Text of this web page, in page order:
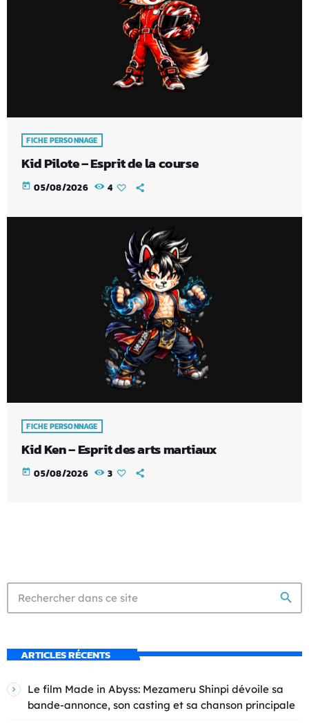
FICHE PERSONNAGE
Kid Pilote – Esprit de la course
today 05/08/2026 4
FICHE PERSONNAGE
Kid Ken – Esprit des arts martiaux
today 05/08/2026 3
search
ARTICLES RÉCENTS
Le film Made in Abyss: Mezameru Shinpi dévoile sa
bande-annonce, son casting et sa chanson principale